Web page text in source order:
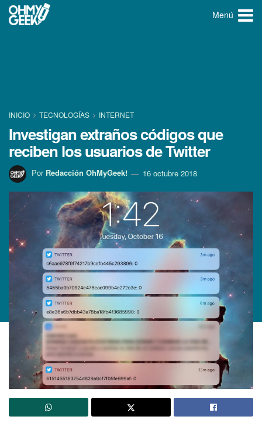
Menú
INICIO TECNOLOGÍ­AS INTERNET
Investigan extraños códigos que
reciben los usuarios de Twitter
Por Redacción OhMyGeek! 16 octubre 2018